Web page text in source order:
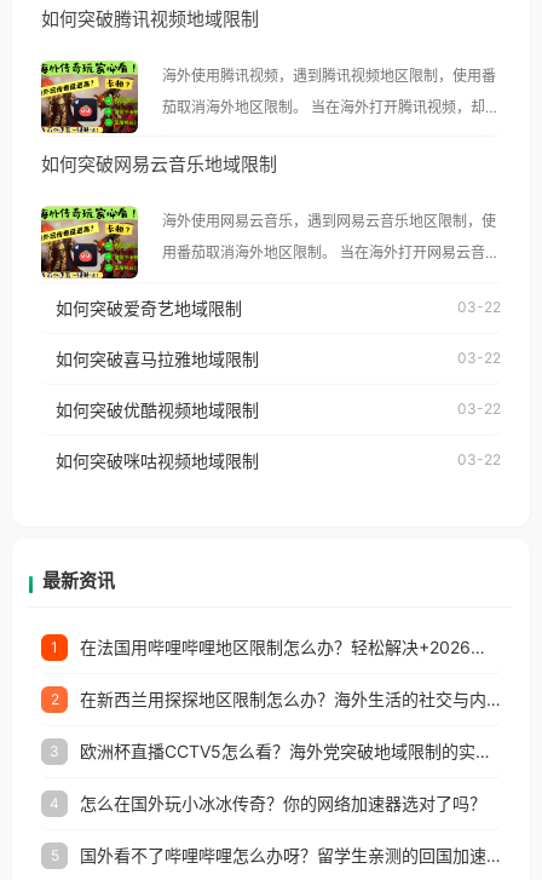
如何突破腾讯视频地域限制
海外使用腾讯视频，遇到腾讯视频地区限制，使用番
茄取消海外地区限制。 当在海外打开腾讯视频，却突
示语。 海外用户如香港、澳门、台湾、美国、加拿
像其他音乐平台一样，出现地区及版权限制问题，且
仅能在中国大陆地区播放。 遇到这个问题的朋友们，
台湾、美国、加拿大、澳大利亚、欧洲等国家和地区
权限制所困扰。
如何突破网易云音乐地域限制
海外使用网易云音乐，遇到网易云音乐地区限制，使
用番茄取消海外地区限制。 当在海外打开网易云音
播放”的提示语。 海外用户如香港、澳门、台湾、美
制问题，且仅能在中国大陆地区播放。 遇到这个问题
户收听网易云音乐地区版权限制」的问题，无论人在
如何突破爱奇艺地域限制 03-22
如何突破喜马拉雅地域限制 03-22
如何突破优酷视频地域限制 03-22
如何突破咪咕视频地域限制 03-22
最新资讯
1 在法国用哔哩哔哩地区限制怎么办？轻松解决+2026世界杯看球攻略
2 在新西兰用探探地区限制怎么办？海外生活的社交与内容之困
3 欧洲杯直播CCTV5怎么看？海外党突破地域限制的实用指南
4 怎么在国外玩小冰冰传奇？你的网络加速器选对了吗？
5 国外看不了哔哩哔哩怎么办呀？留学生亲测的回国加速全攻略（含酷我音乐渤海银行解决方法）